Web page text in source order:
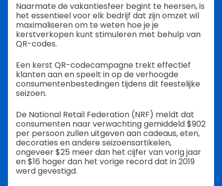
Naarmate de vakantiesfeer begint te heersen, is
het essentieel voor elk bedrijf dat zijn omzet wil
maximaliseren om te weten hoe je je
kerstverkopen kunt stimuleren met behulp van
QR-codes.
Een kerst QR-codecampagne trekt effectief
klanten aan en speelt in op de verhoogde
consumentenbestedingen tijdens dit feestelijke
seizoen.
De National Retail Federation (NRF) meldt dat
consumenten naar verwachting gemiddeld $902
per persoon zullen uitgeven aan cadeaus, eten,
decoraties en andere seizoensartikelen,
ongeveer $25 meer dan het cijfer van vorig jaar
en $16 hoger dan het vorige record dat in 2019
werd gevestigd.